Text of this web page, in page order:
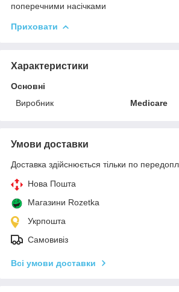
поперечними насічками
Приховати
Характеристики
Основні
Виробник
Medicare
Умови доставки
Доставка здійснюється тільки по
Нова Пошта
Магазини Rozetka
Укрпошта
Самовивіз
Всі умови доставки